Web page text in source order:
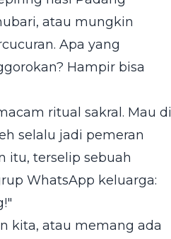
atau mungkin
Apa yang
Hampir bisa
ritual sakral. Mau di
selalu jadi pemeran
itu, terselip sebuah
WhatsApp keluarga:
kita, atau memang ada